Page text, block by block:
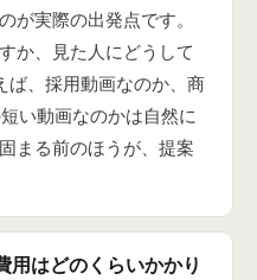
が実際の出発点です。
か、見た人にどうして
ば、採用動画なのか、商
い動画なのかは自然に
まる前のほうが、提案
用はどのくらいかかり